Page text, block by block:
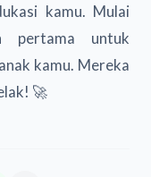
kamu. Mulai
pertama untuk
kamu. Mereka
kelak! 🚀